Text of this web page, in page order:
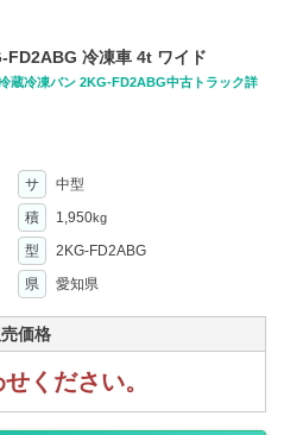
FD2ABG 冷凍車 4t ワイド
蔵冷凍バン 2KG-FD2ABG中古トラック詳
サ
中型
積 1,950kg
型
2KG-FD2ABG
県 愛知県
価格
ください。